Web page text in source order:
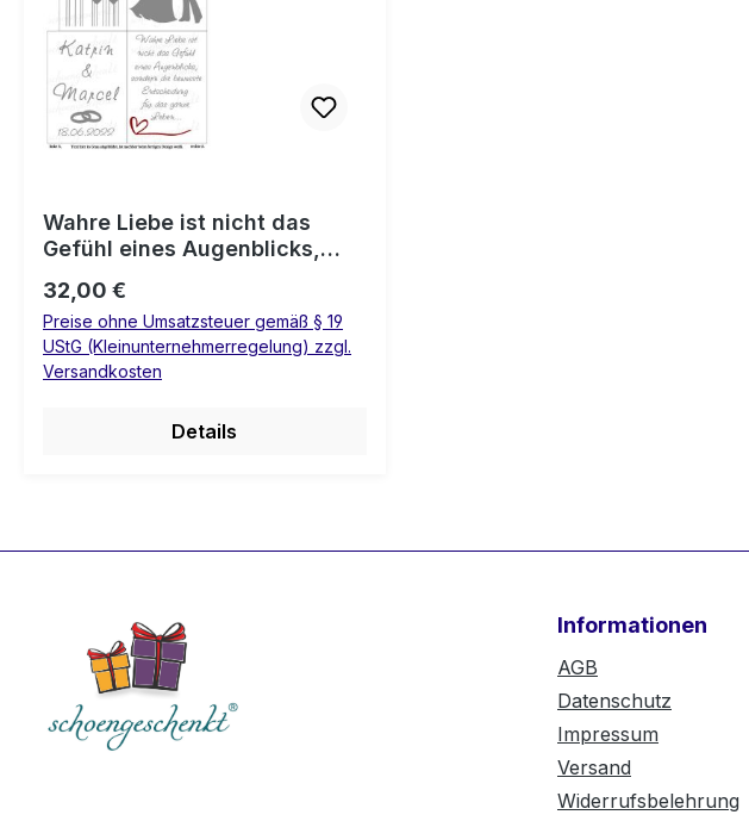
Wahre Liebe ist nicht das
Gefühl eines Augenblicks,
Entscheidung für das ganze
Leben 💍 Laterne Hochzeit
Regulärer Preis:
32,00 €
Preise ohne Umsatzsteuer gemäß § 19
UStG (Kleinunternehmerregelung) zzgl.
Versandkosten
Details
Informationen
AGB
Datenschutz
Impressum
Versand
Widerrufsbelehrung